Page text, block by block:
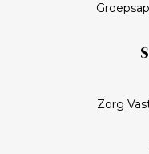
Zorg